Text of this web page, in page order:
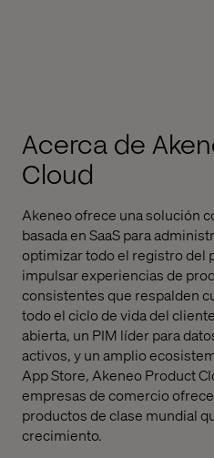
Acerca de
Cloud
Akeneo ofrece una solución
basada en SaaS para
optimizar todo el registro del
impulsar experiencias de
consistentes que respalden
todo el ciclo de vida del
abierta, un PIM líder para
activos, y un amplio
App Store, Akeneo Product
empresas de comercio
productos de clase mundial
crecimiento.